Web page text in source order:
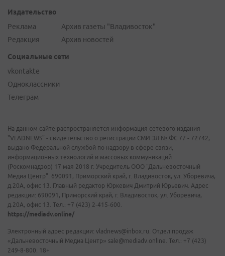
Издательство
Реклама
Редакция
Архив газеты "Владивосток"
Архив новостей
Социальные сети
vkontakte
Одноклассники
Телеграм
На данном сайте распространяется информация сетевого издания
"VLADNEWS" - свидетельство о регистрации СМИ ЭЛ № ФС 77 - 72742,
выдано Федеральной службой по надзору в сфере связи,
информационных технологий и массовых коммуникаций
(Роскомнадзор) 17 мая 2018 г. Учредитель ООО "Дальневосточный
Медиа Центр". 690091, Приморский край, г. Владивосток, ул. Уборевича,
д.20А, офис 13. Главный редактор Юркевич Дмитрий Юрьевич. Адрес
редакции: 690091, Приморский край, г. Владивосток, ул. Уборевича,
д.20А, офис 13. Тел.: +7 (423) 2-415-600.
https://mediadv.online/
Электронный адрес редакции: vladnews@inbox.ru. Отдел продаж
«Дальневосточный Медиа Центр» sale@mediadv.online. Тел.: +7 (423)
249-8-800. 18+